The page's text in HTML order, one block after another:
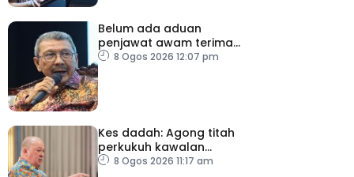
Belum ada aduan
penjawat awam terima
tekanan daripada ahli
8 Ogos 2026 12:07 pm
Kes dadah: Agong titah
perkukuh kawalan
lapangan terbang, pintu
8 Ogos 2026 11:17 am